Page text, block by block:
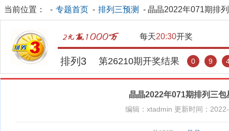
当前位置： - 专题首页 - 排列三预测 - 晶晶2022年071期排
每天20:30开奖
排列3 第26210期开奖结果 0 9
晶晶2022年071期排列三包
编辑：xtadmin 更新时间：